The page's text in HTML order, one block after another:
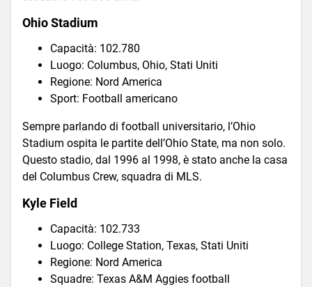
Ohio Stadium
Capacità: 102.780
Luogo: Columbus, Ohio, Stati Uniti
Regione: Nord America
Sport: Football americano
Sempre parlando di football universitario, l’Ohio
Stadium ospita le partite dell’Ohio State, ma non solo.
Questo stadio, dal 1996 al 1998, è stato anche la casa
del Columbus Crew, squadra di MLS.
Kyle Field
Capacità: 102.733
Luogo: College Station, Texas, Stati Uniti
Regione: Nord America
Squadre: Texas A&M Aggies football